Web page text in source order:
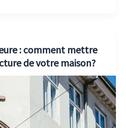
: comment mettre
de votre maison?